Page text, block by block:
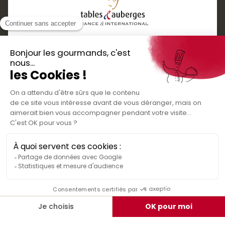
Services
Routes gourmandes
Partenaires
Presse
Créer votre espace personnel
Informations légales
Politique de confidentialité des données
Conditions générales de vente
Médiateur de la consommation
Rejoignez-nous
Téléchargez
l'application gratuite !
Nos bons plans et découvertes
gourmandes à vivre en famille et entre
amis